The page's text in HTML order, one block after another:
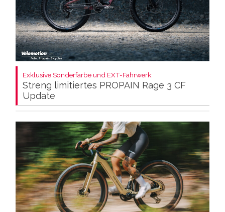
Exklusive Sonderfarbe und EXT-Fahrwerk:
Streng limitiertes PROPAIN Rage 3 CF
Update